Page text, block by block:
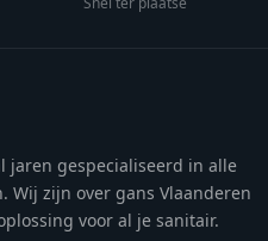
jaren gespecialiseerd in alle
Wij zijn over gans Vlaanderen
voor al je sanitair.